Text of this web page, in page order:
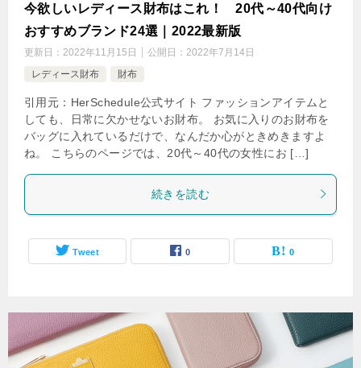
今欲しいレディース財布はこれ！ 20代～40代向け
おすすめブランド24選｜2022最新版
更新日： 2022年11月15日 公開日： 2022年7月14日
レディース財布
財布
引用元：HerSchedule公式サイト ファッションアイテムと
しても、日常に欠かせないお財布。 お気に入りのお財布を
バッグに入れているだけで、なんだか心がときめきますよ
ね。 こちらのページでは、20代～40代の女性にお […]
続きを読む
Tweet 0 0